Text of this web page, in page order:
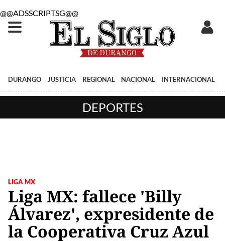
@@ADSSCRIPTSG@@
DURANGO JUSTICIA REGIONAL NACIONAL INTERNACIONAL
DEPORTES
LIGA MX
Liga MX: fallece 'Billy
Álvarez', expresidente de
la Cooperativa Cruz Azul